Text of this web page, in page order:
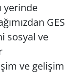
yerinde
GES
sosyal ve
ve gelişim